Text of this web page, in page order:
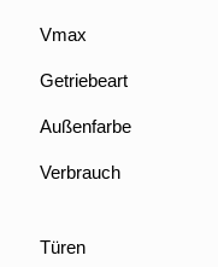
Vmax
Getriebeart
Außenfarbe
Verbrauch
Türen